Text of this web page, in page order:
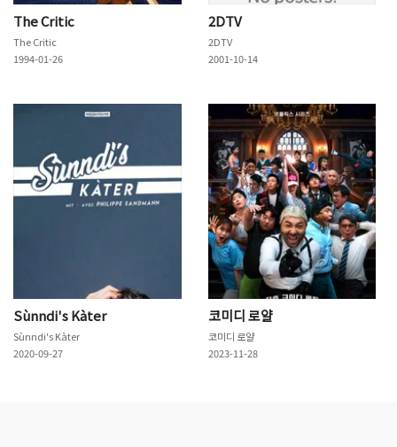
The Critic
The Critic
1994-01-26
2DTV
2DTV
2001-10-14
Sùnndi's Kàter
Sùnndi's Kàter
2020-09-27
코미디 로얄
코미디 로얄
2023-11-28